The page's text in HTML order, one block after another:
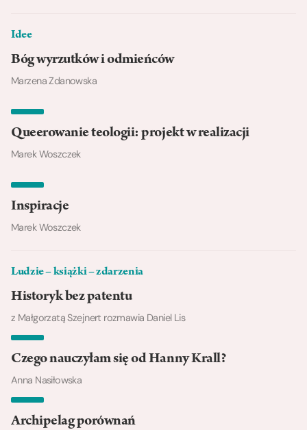
Idee
Bóg wyrzutków i odmieńców
Marzena Zdanowska
Queerowanie teologii: projekt w realizacji
Marek Woszczek
Inspiracje
Marek Woszczek
Ludzie – książki – zdarzenia
Historyk bez patentu
z Małgorzatą Szejnert rozmawia Daniel Lis
Czego nauczyłam się od Hanny Krall?
Anna Nasiłowska
Archipelag porównań